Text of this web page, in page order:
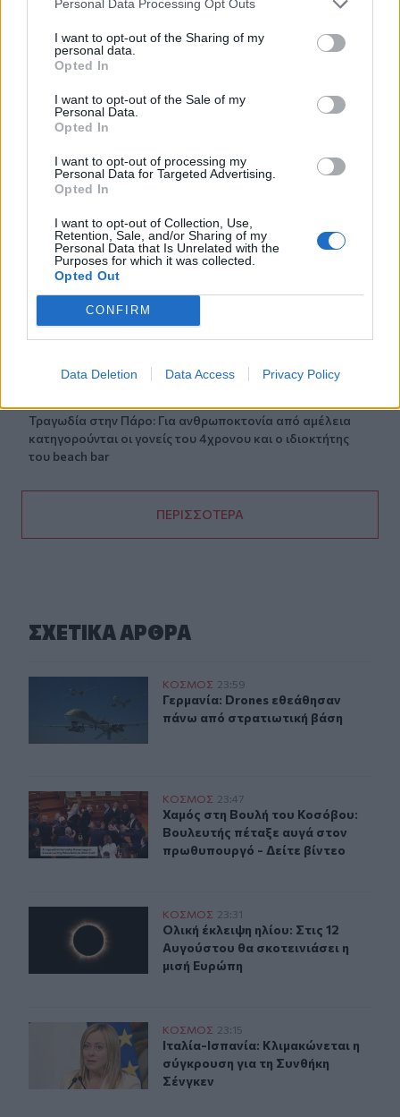
Personal Data Processing Opt Outs
I want to opt-out of the Sharing of my
personal data.
Opted In
I want to opt-out of the Sale of my
Personal Data.
Opted In
I want to opt-out of processing my
Personal Data for Targeted Advertising.
Opted In
I want to opt-out of Collection, Use,
Retention, Sale, and/or Sharing of my
Personal Data that Is Unrelated with the
Purposes for which it was collected.
Opted Out
CONFIRM
Data Deletion Data Access Privacy Policy
Ιωάννα Τούνη: Στο νοσοκομείο με τροφική δηλητηρίαση η
influencer
22:32
Νέο χτύπημα στα Στενά του Ορμούζ: Βλήμα έπληξε
πλοίο κοντά στο Khasab του Ομάν
Παράνοια σε γάμο στη Μαδέρα: Νόμιζαν ότι
Βίντεο
Nίκη της ΑΕΚ στο τελευταίο φιλικό πριν από τον ΟΦΗ
22:11
Γιάννης Κωνσταντέλιας: Μπαμπάς για δεύτερη φορά έγινε
Τραγωδία στην Πάρο: Για ανθρωποκτονία από αμέλεια
κατηγορούνται οι γονείς του 4χρονου και ο ιδιοκτήτης
του beach bar
ΠΕΡΙΣΣΟΤΕΡΑ
ΣΧΕΤΙΚA AΡΘΡΑ
Γερμανία: Drones εθεάθησαν πάνω από στρατιωτική
ΚΟΣΜΟΣ 23:59
Γερμανία: Drones εθεάθησαν πάνω
Γερμανία: Drones εθεάθησαν
πάνω από στρατιωτική βάση
Χαμός στη Βουλή του Κοσόβου: Βουλευτής πέταξε
ΚΟΣΜΟΣ 23:47
Χαμός στη Βουλή του Κοσόβου:
Χαμός στη Βουλή του Κοσόβου:
Βουλευτής πέταξε αυγά στον
πρωθυπουργό - Δείτε βίντεο
Ολική έκλειψη ηλίου: Στις 12 Αυγούστου θα
ΚΟΣΜΟΣ 23:31
Ολική έκλειψη ηλίου: Στις 12
Ολική έκλειψη ηλίου: Στις 12
Αυγούστου θα σκοτεινιάσει η
μισή Ευρώπη
Ιταλία-Ισπανία: Κλιμακώνεται η σύγκρουση για τη
ΚΟΣΜΟΣ 23:15
Ιταλία-Ισπανία: Κλιμακώνεται η
Ιταλία-Ισπανία: Κλιμακώνεται η
σύγκρουση για τη Συνθήκη
Σένγκεν